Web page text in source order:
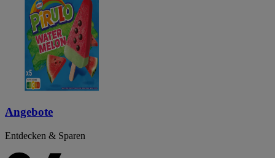
Angebote
Entdecken & Sparen